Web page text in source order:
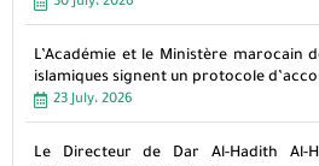
30 July، 2026
L’Académie et le Ministère marocain
islamiques signent un protocole
23 July، 2026
Le Directeur de Dar Al-Hadith Al-